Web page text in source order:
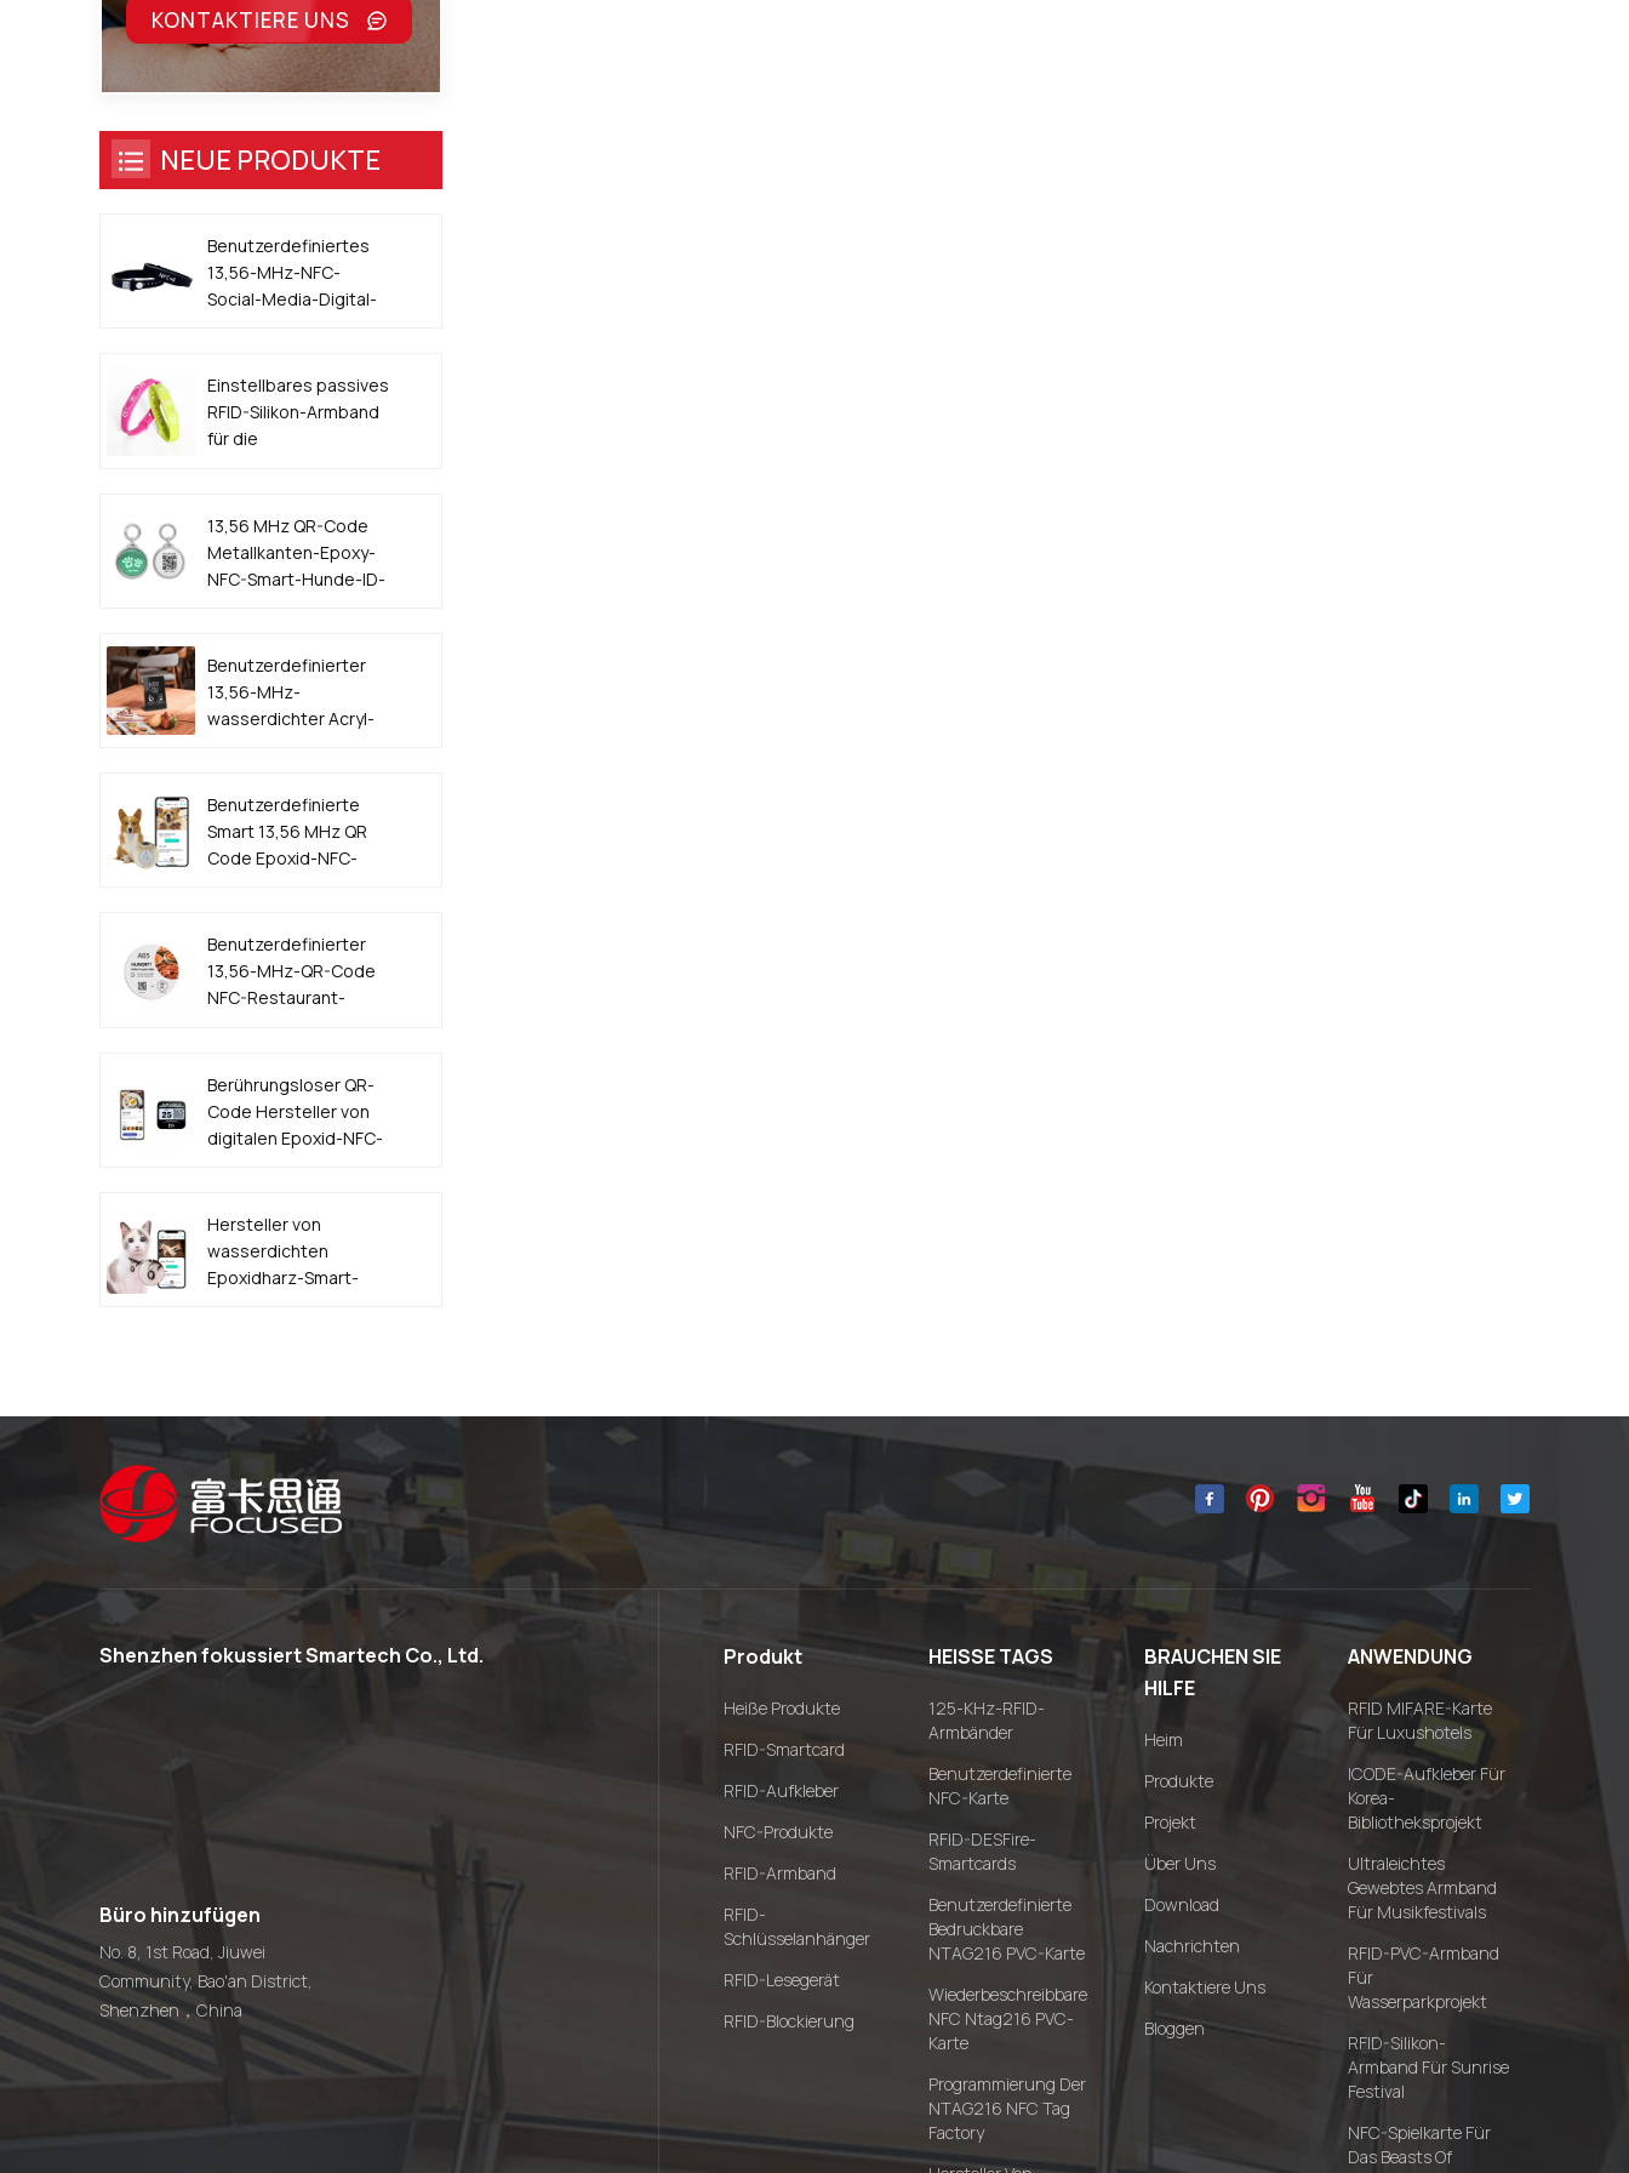
KONTAKTIERE UNS
NEUE PRODUKTE
Benutzerdefiniertes
13,56-MHz-NFC-
Social-Media-Digital-
Einstellbares passives
RFID-Silikon-Armband
für die
13,56 MHz QR-Code
Metallkanten-Epoxy-
NFC-Smart-Hunde-ID-
Benutzerdefinierter
13,56-MHz-
wasserdichter Acryl-
Benutzerdefinierte
Smart 13,56 MHz QR
Code Epoxid-NFC-
Benutzerdefinierter
13,56-MHz-QR-Code
NFC-Restaurant-
Berührungsloser QR-
Code Hersteller von
digitalen Epoxid-NFC-
Hersteller von
wasserdichten
Epoxidharz-Smart-
Shenzhen fokussiert Smartech Co., Ltd.
Büro hinzufügen
No. 8, 1st Road, Jiuwei
Community, Bao'an District,
Shenzhen，China
Produkt
Heiße Produkte
RFID-Smartcard
RFID-Aufkleber
NFC-Produkte
RFID-Armband
RFID-
Schlüsselanhänger
RFID-Lesegerät
RFID-Blockierung
HEISSE TAGS
125-KHz-RFID-
Armbänder
Benutzerdefinierte
NFC-Karte
RFID-DESFire-
Smartcards
Benutzerdefinierte
Bedruckbare
NTAG216 PVC-Karte
Wiederbeschreibbare
NFC Ntag216 PVC-
Karte
Programmierung Der
NTAG216 NFC Tag
Factory
BRAUCHEN SIE
HILFE
Heim
Produkte
Projekt
Über Uns
Download
Nachrichten
Kontaktiere Uns
Bloggen
ANWENDUNG
RFID MIFARE-Karte
Für Luxushotels
ICODE-Aufkleber Für
Korea-
Bibliotheksprojekt
Ultraleichtes
Gewebtes Armband
Für Musikfestivals
RFID-PVC-Armband
Für
Wasserparkprojekt
RFID-Silikon-
Armband Für Sunrise
Festival
NFC-Spielkarte Für
Das Beasts Of